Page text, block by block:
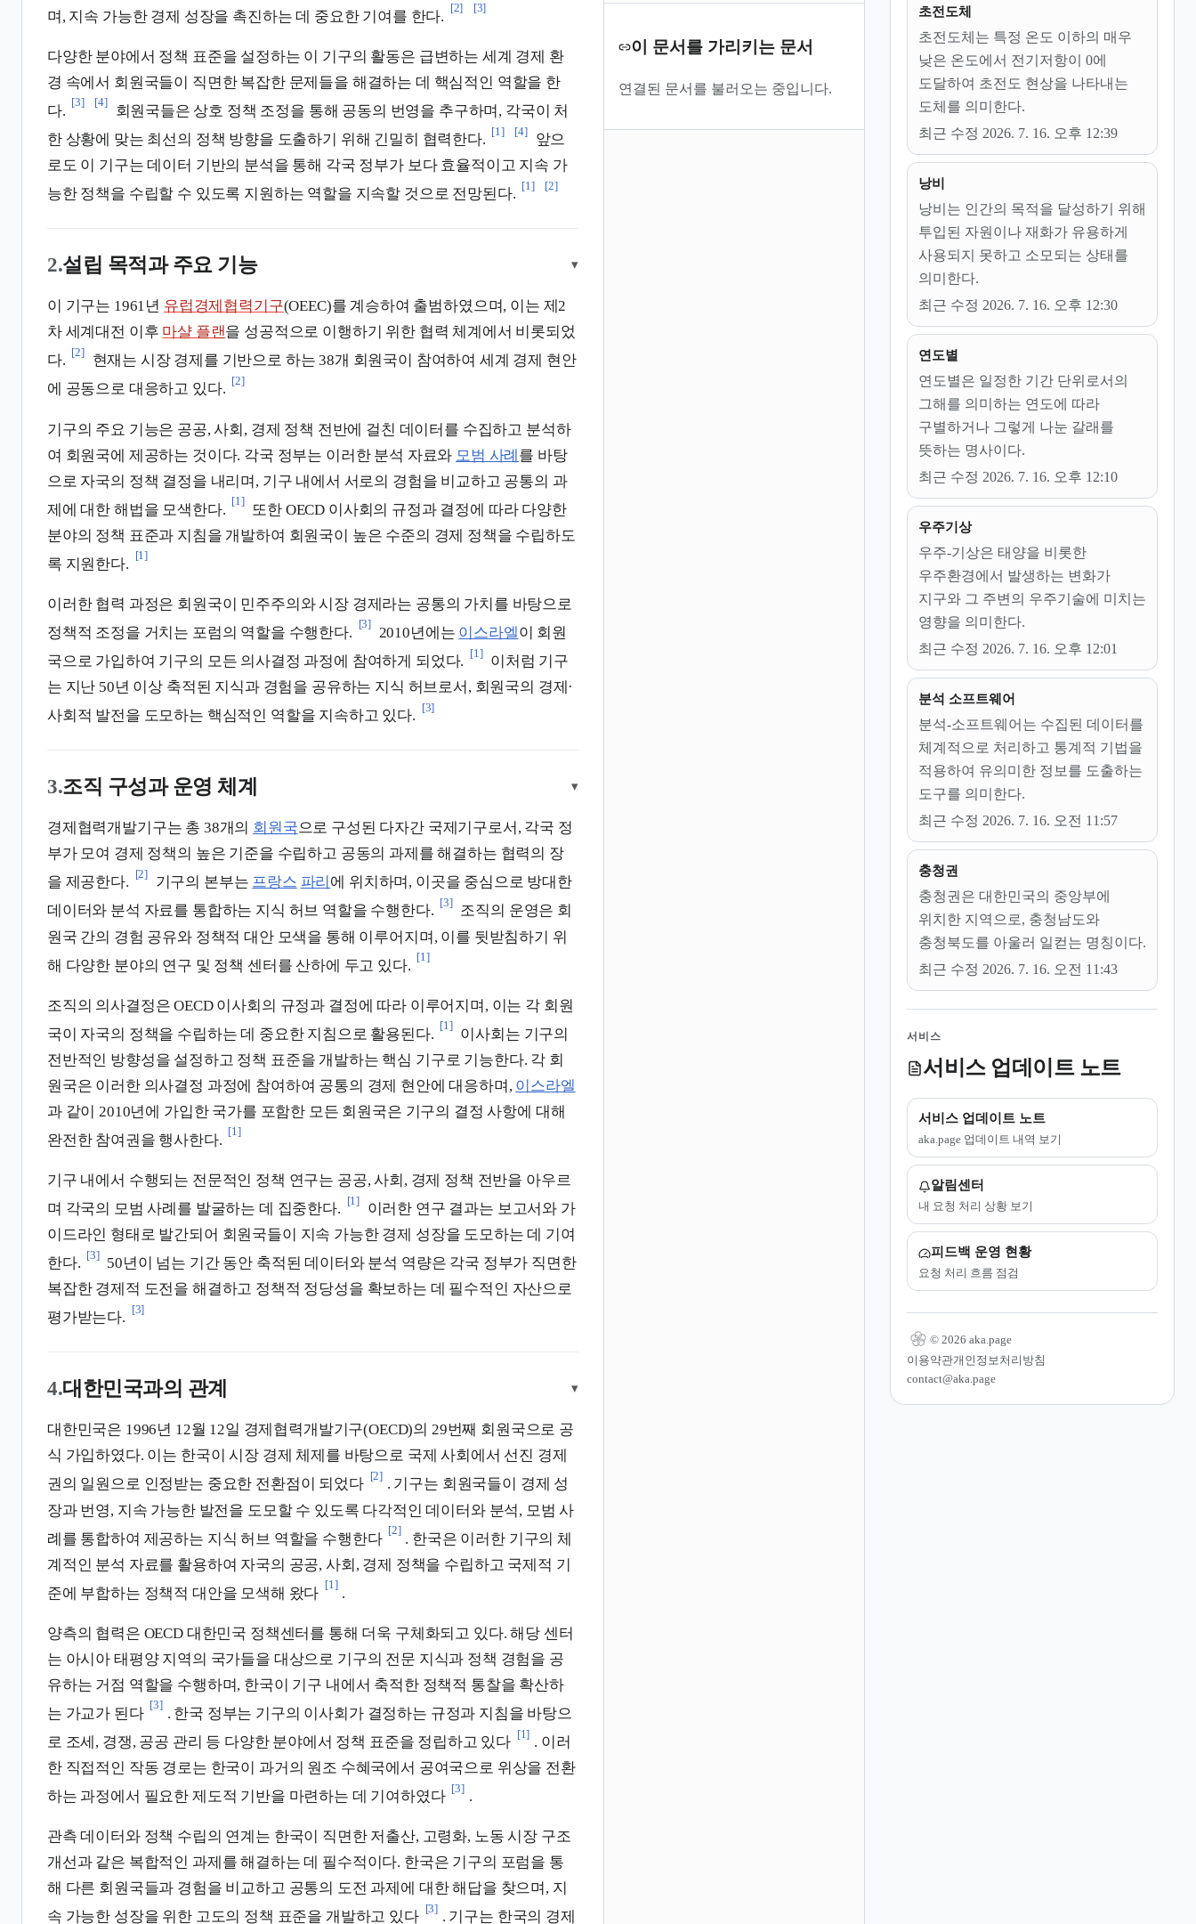
며, 지속 가능한 경제 성장을 촉진하는 데 중요한 기여를 한다.
[2] [3]
다양한 분야에서 정책 표준을 설정하는 이 기구의 활동은 급변하는 세계 경제 환
경 속에서 회원국들이 직면한 복잡한 문제들을 해결하는 데 핵심적인 역할을 한
다.
[3] [4]
회원국들은 상호 정책 조정을 통해 공동의 번영을 추구하며, 각국이 처
한 상황에 맞는 최선의 정책 방향을 도출하기 위해 긴밀히 협력한다.
[1] [4]
앞으
로도 이 기구는 데이터 기반의 분석을 통해 각국 정부가 보다 효율적이고 지속 가
능한 정책을 수립할 수 있도록 지원하는 역할을 지속할 것으로 전망된다.
[1] [2]
2.설립 목적과 주요 기능 ▾
이 기구는 1961년 유럽경제협력기구(OEEC)를 계승하여 출범하였으며, 이는 제2
차 세계대전 이후 마샬 플랜을 성공적으로 이행하기 위한 협력 체계에서 비롯되었
다.
[2]
현재는 시장 경제를 기반으로 하는 38개 회원국이 참여하여 세계 경제 현안
에 공동으로 대응하고 있다.
[2]
기구의 주요 기능은 공공, 사회, 경제 정책 전반에 걸친 데이터를 수집하고 분석하
여 회원국에 제공하는 것이다. 각국 정부는 이러한 분석 자료와 모범 사례 를 바탕
으로 자국의 정책 결정을 내리며, 기구 내에서 서로의 경험을 비교하고 공통의 과
제에 대한 해법을 모색한다.
[1]
또한 OECD 이사회의 규정과 결정에 따라 다양한
분야의 정책 표준과 지침을 개발하여 회원국이 높은 수준의 경제 정책을 수립하도
록 지원한다.
[1]
이러한 협력 과정은 회원국이 민주주의와 시장 경제라는 공통의 가치를 바탕으로
정책적 조정을 거치는 포럼의 역할을 수행한다.
[3]
2010년에는 이스라엘이 회원
국으로 가입하여 기구의 모든 의사결정 과정에 참여하게 되었다.
[1]
이처럼 기구
는 지난 50년 이상 축적된 지식과 경험을 공유하는 지식 허브로서, 회원국의 경제·
사회적 발전을 도모하는 핵심적인 역할을 지속하고 있다.
[3]
3.조직 구성과 운영 체계 ▾
경제협력개발기구는 총 38개의 회원국으로 구성된 다자간 국제기구로서, 각국 정
부가 모여 경제 정책의 높은 기준을 수립하고 공동의 과제를 해결하는 협력의 장
을 제공한다.
[2]
기구의 본부는 프랑스 파리 에 위치하며, 이곳을 중심으로 방대한
데이터와 분석 자료를 통합하는 지식 허브 역할을 수행한다.
[3]
조직의 운영은 회
원국 간의 경험 공유와 정책적 대안 모색을 통해 이루어지며, 이를 뒷받침하기 위
해 다양한 분야의 연구 및 정책 센터를 산하에 두고 있다.
[1]
조직의 의사결정은 OECD 이사회의 규정과 결정에 따라 이루어지며, 이는 각 회원
국이 자국의 정책을 수립하는 데 중요한 지침으로 활용된다.
[1]
이사회는 기구의
전반적인 방향성을 설정하고 정책 표준을 개발하는 핵심 기구로 기능한다. 각 회
원국은 이러한 의사결정 과정에 참여하여 공통의 경제 현안에 대응하며, 이스라엘
과 같이 2010년에 가입한 국가를 포함한 모든 회원국은 기구의 결정 사항에 대해
완전한 참여권을 행사한다.
[1]
기구 내에서 수행되는 전문적인 정책 연구는 공공, 사회, 경제 정책 전반을 아우르
며 각국의 모범 사례를 발굴하는 데 집중한다.
[1]
이러한 연구 결과는 보고서와 가
이드라인 형태로 발간되어 회원국들이 지속 가능한 경제 성장을 도모하는 데 기여
한다.
[3]
50년이 넘는 기간 동안 축적된 데이터와 분석 역량은 각국 정부가 직면한
복잡한 경제적 도전을 해결하고 정책적 정당성을 확보하는 데 필수적인 자산으로
평가받는다.
[3]
4.대한민국과의 관계 ▾
대한민국은 1996년 12월 12일 경제협력개발기구(OECD)의 29번째 회원국으로 공
식 가입하였다. 이는 한국이 시장 경제 체제를 바탕으로 국제 사회에서 선진 경제
권의 일원으로 인정받는 중요한 전환점이 되었다
[2]
. 기구는 회원국들이 경제 성
장과 번영, 지속 가능한 발전을 도모할 수 있도록 다각적인 데이터와 분석, 모범 사
례를 통합하여 제공하는 지식 허브 역할을 수행한다
[2]
. 한국은 이러한 기구의 체
계적인 분석 자료를 활용하여 자국의 공공, 사회, 경제 정책을 수립하고 국제적 기
준에 부합하는 정책적 대안을 모색해 왔다
[1]
.
양측의 협력은 OECD 대한민국 정책센터를 통해 더욱 구체화되고 있다. 해당 센터
는 아시아 태평양 지역의 국가들을 대상으로 기구의 전문 지식과 정책 경험을 공
유하는 거점 역할을 수행하며, 한국이 기구 내에서 축적한 정책적 통찰을 확산하
는 가교가 된다
[3]
. 한국 정부는 기구의 이사회가 결정하는 규정과 지침을 바탕으
로 조세, 경쟁, 공공 관리 등 다양한 분야에서 정책 표준을 정립하고 있다
[1]
. 이러
한 직접적인 작동 경로는 한국이 과거의 원조 수혜국에서 공여국으로 위상을 전환
하는 과정에서 필요한 제도적 기반을 마련하는 데 기여하였다
[3]
.
관측 데이터와 정책 수립의 연계는 한국이 직면한 저출산, 고령화, 노동 시장 구조
개선과 같은 복합적인 과제를 해결하는 데 필수적이다. 한국은 기구의 포럼을 통
해 다른 회원국들과 경험을 비교하고 공통의 도전 과제에 대한 해답을 찾으며, 지
속 가능한 성장을 위한 고도의 정책 표준을 개발하고 있다
[3]
. 기구는 한국의 경제
이 문서를 가리키는 문서
연결된 문서를 불러오는 중입니다.
초전도체
초전도체는 특정 온도 이하의 매우
낮은 온도에서 전기저항이 0에
도달하여 초전도 현상을 나타내는
도체를 의미한다.
최근 수정 2026. 7. 16. 오후 12:39
낭비
낭비는 인간의 목적을 달성하기 위해
투입된 자원이나 재화가 유용하게
사용되지 못하고 소모되는 상태를
의미한다.
최근 수정 2026. 7. 16. 오후 12:30
연도별
연도별은 일정한 기간 단위로서의
그해를 의미하는 연도에 따라
구별하거나 그렇게 나눈 갈래를
뜻하는 명사이다.
최근 수정 2026. 7. 16. 오후 12:10
우주기상
우주-기상은 태양을 비롯한
우주환경에서 발생하는 변화가
지구와 그 주변의 우주기술에 미치는
영향을 의미한다.
최근 수정 2026. 7. 16. 오후 12:01
분석 소프트웨어
분석-소프트웨어는 수집된 데이터를
체계적으로 처리하고 통계적 기법을
적용하여 유의미한 정보를 도출하는
도구를 의미한다.
최근 수정 2026. 7. 16. 오전 11:57
충청권
충청권은 대한민국의 중앙부에
위치한 지역으로, 충청남도와
충청북도를 아울러 일컫는 명칭이다.
최근 수정 2026. 7. 16. 오전 11:43
서비스
서비스 업데이트 노트
서비스 업데이트 노트
aka.page 업데이트 내역 보기
알림센터
내 요청 처리 상황 보기
피드백 운영 현황
요청 처리 흐름 점검
© 2026 aka.page
이용약관개인정보처리방침
contact@aka.page